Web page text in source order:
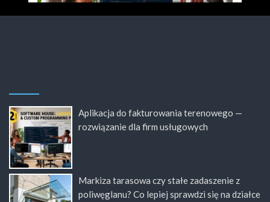
Aplikacja do fakturowania terenowego —
rozwiązanie dla firm usługowych
Markiza tarasowa czy stałe zadaszenie z
poliwęglanu? Co lepiej sprawdzi się na działce